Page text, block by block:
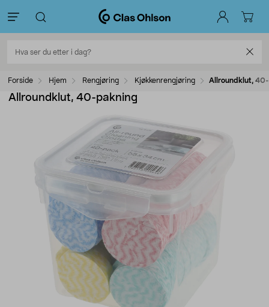
Forside Hjem Rengjøring Kjøkkenrengjøring Allroundklut,
Allroundklut, 40-pakning